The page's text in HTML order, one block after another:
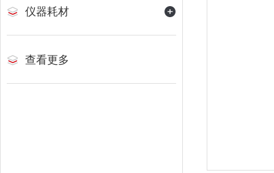
仪器耗材
查看更多